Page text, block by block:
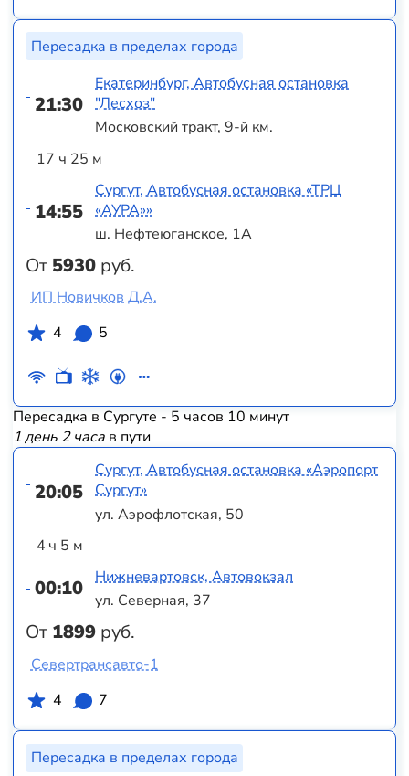
Пересадка в пределах города
21:30
17 ч 25 м
14:55
От 5930 руб.
Екатеринбург, Автобусная остановка
"Лесхоз"
Московский тракт, 9-й км.
Сургут, Автобусная остановка «ТРЦ
«АУРА»»
ш. Нефтеюганское, 1А
ИП Новичков Д.А.
4
5
Пересадка в Сургуте - 5 часов 10 минут
1 день 2 часав пути
20:05
4 ч 5 м
00:10
От 1899 руб.
Сургут, Автобусная остановка «Аэропорт
Сургут»
ул. Аэрофлотская, 50
Нижневартовск, Автовокзал
ул. Северная, 37
Севертрансавто-1
4
7
Пересадка в пределах города